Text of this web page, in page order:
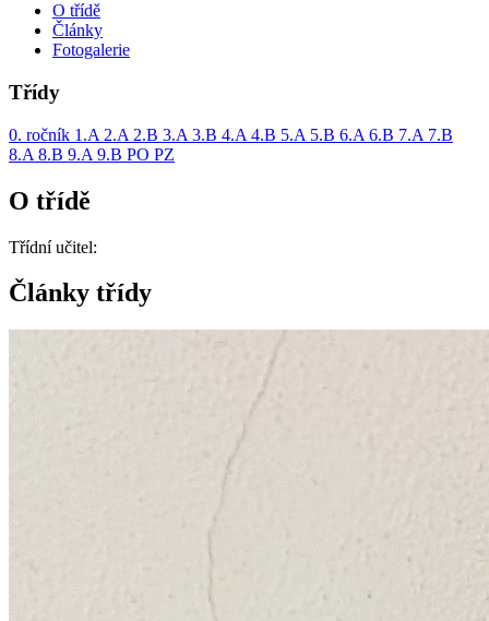
O třídě
Články
Fotogalerie
Třídy
0. ročník 1.A 2.A 2.B 3.A 3.B 4.A 4.B 5.A 5.B 6.A 6.B 7.A 7.B
8.A 8.B 9.A 9.B PO PZ
O třídě
Třídní učitel:
Články třídy